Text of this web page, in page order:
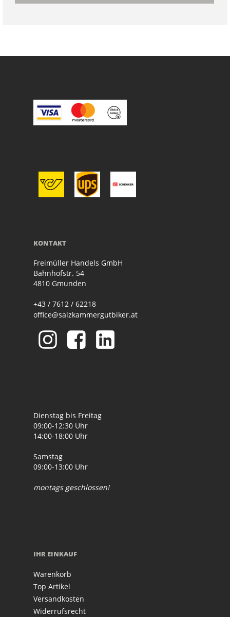
KONTAKT
Freimüller Handels GmbH
Bahnhofstr. 54
4810 Gmunden
+43 / 7612 / 62218
office@salzkammergutbiker.at
Dienstag bis Freitag
09:00-12:30 Uhr
14:00-18:00 Uhr
Samstag
09:00-13:00 Uhr
montags geschlossen!
IHR EINKAUF
Warenkorb
Top Artikel
Versandkosten
Widerrufsrecht